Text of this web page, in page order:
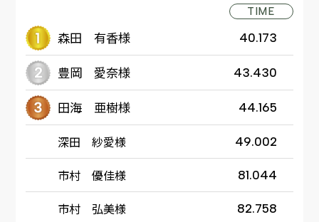
TIME
森田 有香様 40.173
豊岡 愛奈様 43.430
田海 亜樹様 44.165
深田 紗愛様 49.002
市村 優佳様 81.044
市村 弘美様 82.758